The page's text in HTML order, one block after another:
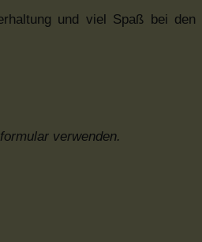
und viel Spaß bei den
verwenden.